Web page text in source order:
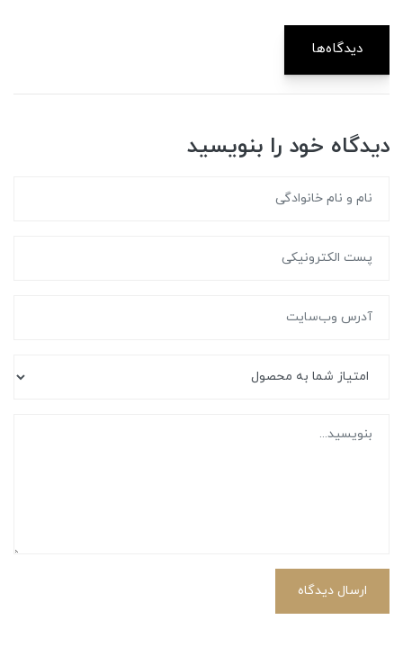
دیدگاه‌ها
دیدگاه خود را بنویسید
ارسال دیدگاه